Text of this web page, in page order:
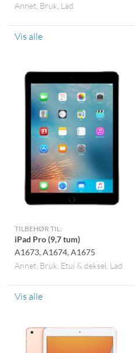
Annet Bruk Lad
Vis alle
TILBEHØR TIL:
iPad Pro (9,7 tum)
A1673, A1674, A1675
Annet Bruk Etui & deksel Lad
Vis alle